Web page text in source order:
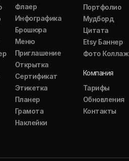
Флаер
Инфографика
Брошюра
Меню
Приглашение
Открытка
Сертификат
Этикетка
Планер
Грамота
Наклейки
Портфолио
Мудборд
Цитата
Etsy Баннер
Фото Коллаж
Компания
Тарифы
Обновления
Контакты